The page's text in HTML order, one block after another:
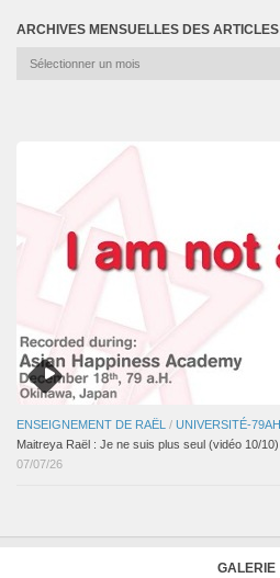
ARCHIVES MENSUELLES DES ARTICLES
Archives
ENSEIGNEMENT DE RAËL / UNIVERSITÉ-79AH
Maitreya Raël : Je ne suis plus seul (vidéo 10/10)
07/07/26
GALERIE